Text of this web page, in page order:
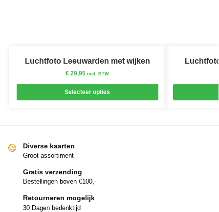
Luchtfoto Leeuwarden met wijken
€ 29,95 incl. BTW
Selecteer opties
Diverse kaarten
Groot assortiment
Gratis verzending
Bestellingen boven €100,-
Retourneren mogelijk
30 Dagen bedenktijd